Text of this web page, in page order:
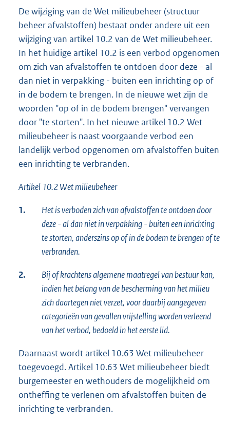
De wijziging van de Wet milieubeheer (structuur
beheer afvalstoffen) bestaat onder andere uit een
wijziging van artikel 10.2 van de Wet milieubeheer.
In het huidige artikel 10.2 is een verbod opgenomen
om zich van afvalstoffen te ontdoen door deze - al
dan niet in verpakking - buiten een inrichting op of
in de bodem te brengen. In de nieuwe wet zijn de
woorden "op of in de bodem brengen" vervangen
door "te storten". In het nieuwe artikel 10.2 Wet
milieubeheer is naast voorgaande verbod een
landelijk verbod opgenomen om afvalstoffen buiten
een inrichting te verbranden.
Artikel 10.2 Wet milieubeheer
1.
Het is verboden zich van afvalstoffen te ontdoen door
deze - al dan niet in verpakking - buiten een inrichting
te storten, anderszins op of in de bodem te brengen of te
verbranden.
2.
Bij of krachtens algemene maatregel van bestuur kan,
indien het belang van de bescherming van het milieu
zich daartegen niet verzet, voor daarbij aangegeven
categorieën van gevallen vrijstelling worden verleend
van het verbod, bedoeld in het eerste lid.
Daarnaast wordt artikel 10.63 Wet milieubeheer
toegevoegd. Artikel 10.63 Wet milieubeheer biedt
burgemeester en wethouders de mogelijkheid om
ontheffing te verlenen om afvalstoffen buiten de
inrichting te verbranden.